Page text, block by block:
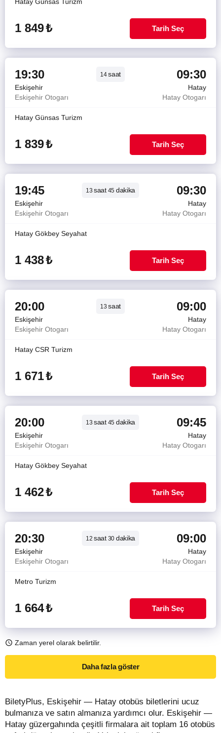
1 849₺ Tarih Seç
19:30 14saat 09:30
Eskişehir
Hatay
Eskişehir Otogarı
Hatay Otogarı
Hatay Günsas Turizm
1 839₺ Tarih Seç
19:45 13saat45 dakika 09:30
Eskişehir
Hatay
Eskişehir Otogarı
Hatay Otogarı
Hatay Gökbey Seyahat
1 438₺ Tarih Seç
20:00 13saat 09:00
Eskişehir
Hatay
Eskişehir Otogarı
Hatay Otogarı
Hatay CSR Turizm
1 671₺ Tarih Seç
20:00 13saat45 dakika 09:45
Eskişehir
Hatay
Eskişehir Otogarı
Hatay Otogarı
Hatay Gökbey Seyahat
1 462₺ Tarih Seç
20:30 12saat30 dakika 09:00
Eskişehir
Hatay
Eskişehir Otogarı
Hatay Otogarı
Metro Turizm
1 664₺ Tarih Seç
Zaman yerel olarak belirtilir.
Daha fazla göster
BiletyPlus, Eskişehir — Hatay otobüs biletlerini ucuz
bulmanıza ve satın almanıza yardımcı olur. Eskişehir —
Hatay güzergahında çeşitli firmalara ait toplam 16 otobüs